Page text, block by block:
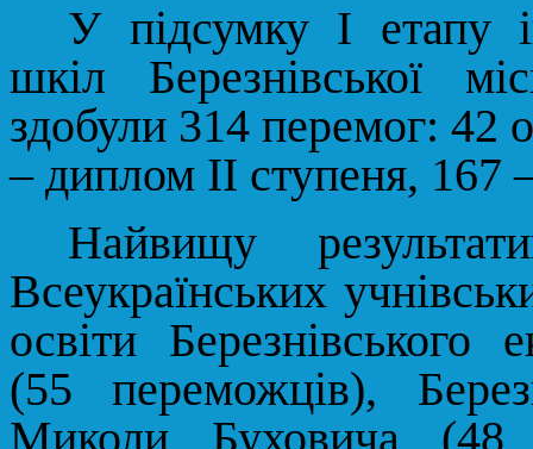
У підсумку І етапу
шкіл Березнівської
здобули 314 перемог: 42
– диплом ІІ ступеня, 167
Найвищу
Всеукраїнських
освіти Березнівського
(55 переможців),
Миколи Буховича (48